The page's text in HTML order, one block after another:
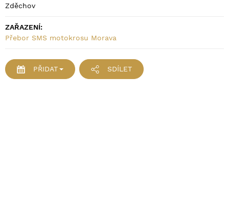
Zděchov
ZAŘAZENÍ:
Přebor SMS motokrosu Morava
PŘIDAT SDÍLET